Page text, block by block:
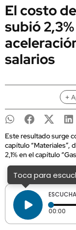
El costo
subió
salarios
+
Este resultado surge
capítulo “Materiales”,
2,1% en el capítulo
Toca para
00:00